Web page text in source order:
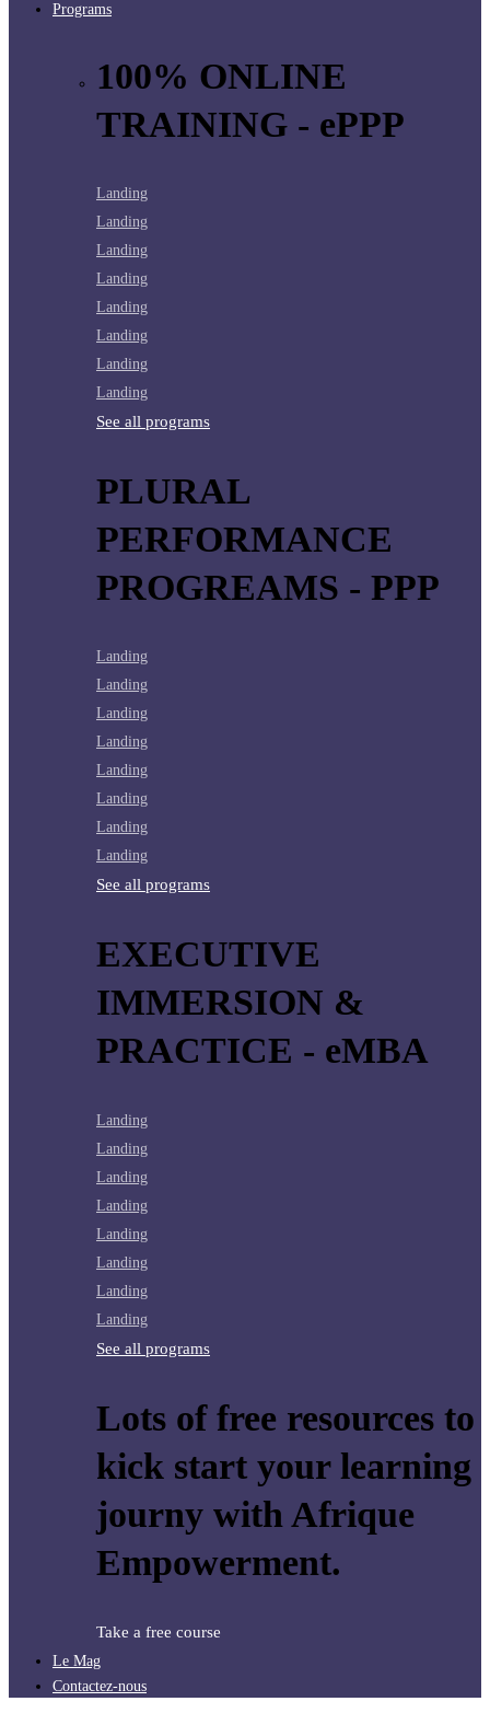
Programs
100% ONLINE
TRAINING - ePPP
Landing
Landing
Landing
Landing
Landing
Landing
Landing
Landing
See all programs
PLURAL
PERFORMANCE
PROGREAMS - PPP
Landing
Landing
Landing
Landing
Landing
Landing
Landing
Landing
See all programs
EXECUTIVE
IMMERSION &
PRACTICE - eMBA
Landing
Landing
Landing
Landing
Landing
Landing
Landing
Landing
See all programs
Lots of free resources to
kick start your learning
journy with Afrique
Empowerment.
Take a free course
Le Mag
Contactez-nous